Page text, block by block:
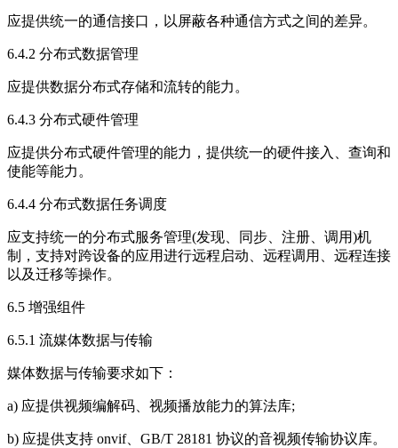
应提供统一的通信接口，以屏蔽各种通信方式之间的差异。
6.4.2 分布式数据管理
应提供数据分布式存储和流转的能力。
6.4.3 分布式硬件管理
应提供分布式硬件管理的能力，提供统一的硬件接入、查询和
使能等能力。
6.4.4 分布式数据任务调度
应支持统一的分布式服务管理(发现、同步、注册、调用)机
制，支持对跨设备的应用进行远程启动、远程调用、远程连接
以及迁移等操作。
6.5 增强组件
6.5.1 流媒体数据与传输
媒体数据与传输要求如下：
a) 应提供视频编解码、视频播放能力的算法库;
b) 应提供支持 onvif、GB/T 28181 协议的音视频传输协议库。